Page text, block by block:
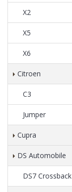
X2
X5
X6
Citroen
C3
Jumper
Cupra
DS Automobile
DS7 Crossback